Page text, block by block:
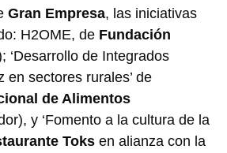
Gran Empresa, las iniciativas
H2OME, de Fundación
‘Desarrollo de Integrados
en sectores rurales’ de
de Alimentos
y ‘Fomento a la cultura de la
Toks en alianza con la